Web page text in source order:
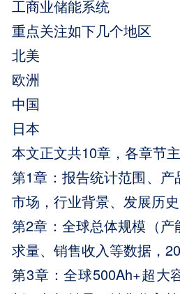
工商业储能系统
重点关注如下几个地区
北美
欧洲
中国
日本
本文正文共10章，各章节
第1章：报告统计范围、
市场，行业背景、发展历
第2章：全球总体规模（
求量、销售收入等数据，
第3章：全球500Ah+超大